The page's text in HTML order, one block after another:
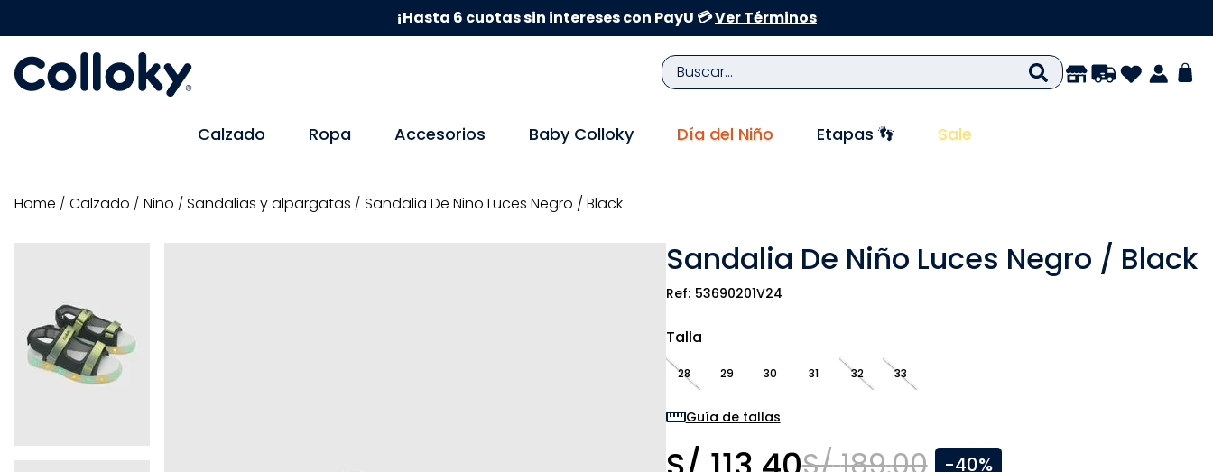
¡Hasta 6 cuotas sin intereses con PayU 💳Ver Términos
Buscar...
Calzado Ropa Accesorios Baby Colloky Día del Niño Etapas 👣 Sale
calzado niño sandalias y alpargatas Sandalia De Niño Luces Negro / Black
Sandalia De Niño Luces Negro / Black
53690201V24
Talla
28 29 30 31 32 33
Guía de tallas
-40%
TÉRMINOS MÁS BUSCADOS